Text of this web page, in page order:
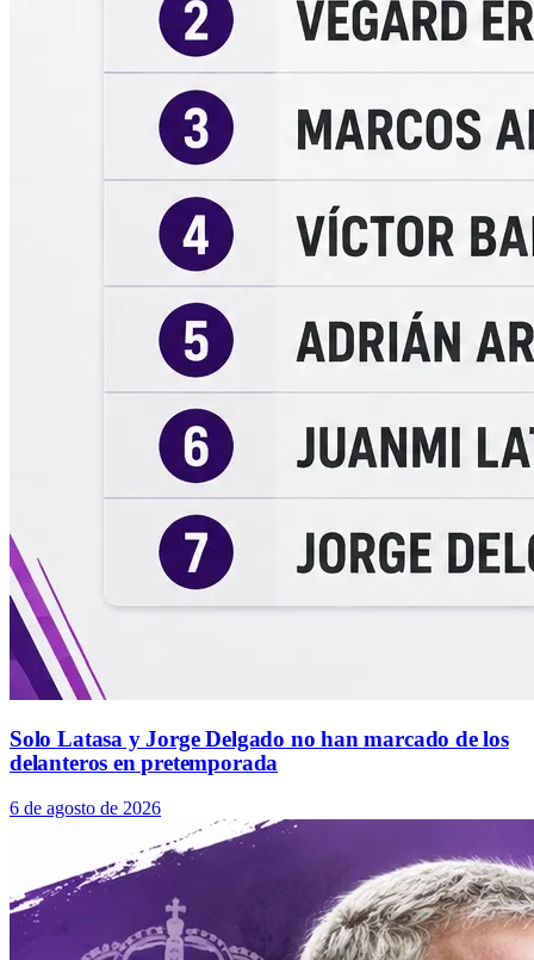
Solo Latasa y Jorge Delgado no han marcado de los
delanteros en pretemporada
6 de agosto de 2026